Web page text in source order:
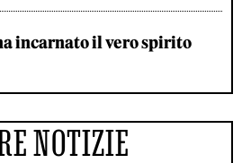
incarnato il vero spirito
NOTIZIE